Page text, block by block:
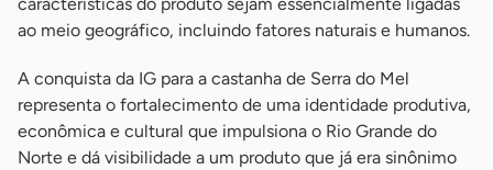
características do produto sejam essencialmente ligadas
ao meio geográfico, incluindo fatores naturais e humanos.
A conquista da IG para a castanha de Serra do Mel
representa o fortalecimento de uma identidade produtiva,
econômica e cultural que impulsiona o Rio Grande do
Norte e dá visibilidade a um produto que já era sinônimo